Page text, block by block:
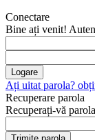
Conectare
Bine ați venit!
Ați uitat parola?
Recuperare parola
Recuperați-vă parola